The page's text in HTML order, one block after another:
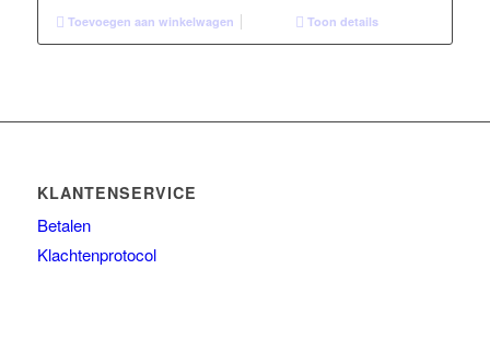
Toevoegen aan winkelwagen Toon details
KLANTENSERVICE
Betalen
Klachtenprotocol